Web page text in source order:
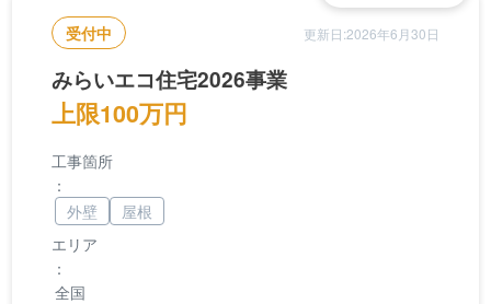
受付中 更新日:2026年6月30日
みらいエコ住宅2026事業
上限100万円
エリア
：
全国
工事箇所
：
外壁
屋根